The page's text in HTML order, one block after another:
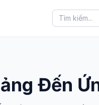
Đến